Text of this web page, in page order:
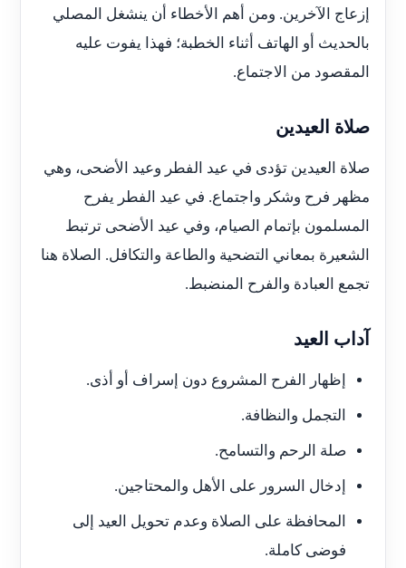
إزعاج الآخرين. ومن أهم الأخطاء أن ينشغل المصلي
بالحديث أو الهاتف أثناء الخطبة؛ فهذا يفوت عليه
المقصود من الاجتماع.
صلاة العيدين
صلاة العيدين تؤدى في عيد الفطر وعيد الأضحى، وهي
مظهر فرح وشكر واجتماع. في عيد الفطر يفرح
المسلمون بإتمام الصيام، وفي عيد الأضحى ترتبط
الشعيرة بمعاني التضحية والطاعة والتكافل. الصلاة هنا
تجمع العبادة والفرح المنضبط.
آداب العيد
إظهار الفرح المشروع دون إسراف أو أذى.
التجمل والنظافة.
صلة الرحم والتسامح.
إدخال السرور على الأهل والمحتاجين.
المحافظة على الصلاة وعدم تحويل العيد إلى
فوضى كاملة.